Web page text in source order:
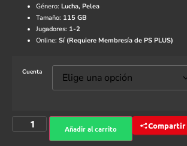
Género: Lucha, Pelea
Tamaño: 115 GB
Jugadores: 1-2
Online: Sí (Requiere Membresía de PS PLUS)
Cuenta
Añadir al carrito Compartir